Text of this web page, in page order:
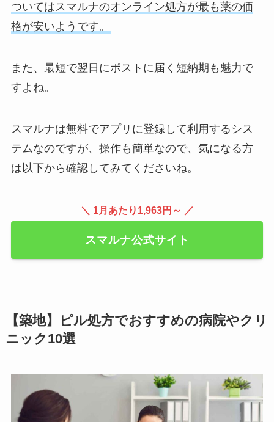
ついてはスマルナのオンライン処方が最も薬の価
格が安いようです。
また、最短で翌日にポストに届く短納期も魅力で
すよね。
スマルナは無料でアプリに登録して利用するシス
テムなのですが、操作も簡単なので、気になる方
は以下から確認してみてくださいね。
＼ 1月あたり1,963円～ ／
スマルナ公式サイト
【築地】ピル処方でおすすめの病院やクリ
ニック10選